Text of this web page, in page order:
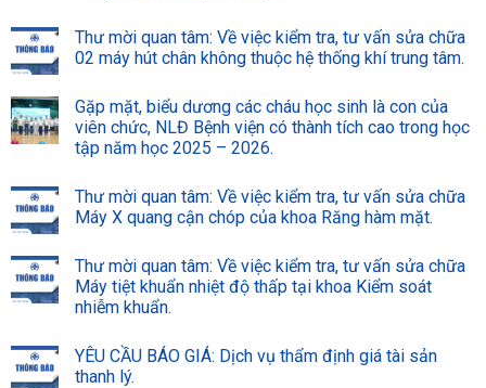
Thư mời quan tâm: Về việc kiểm tra, tư vấn sửa chữa
02 máy hút chân không thuộc hệ thống khí trung tâm.
Gặp mặt, biểu dương các cháu học sinh là con của
viên chức, NLĐ Bệnh viện có thành tích cao trong học
tập năm học 2025 – 2026.
Thư mời quan tâm: Về việc kiểm tra, tư vấn sửa chữa
Máy X quang cận chóp của khoa Răng hàm mặt.
Thư mời quan tâm: Về việc kiểm tra, tư vấn sửa chữa
Máy tiệt khuẩn nhiệt độ thấp tại khoa Kiểm soát
nhiễm khuẩn.
YÊU CẦU BÁO GIÁ: Dịch vụ thẩm định giá tài sản
thanh lý.